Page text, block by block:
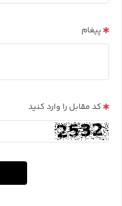
پیغام
کد مقابل را وارد کنید